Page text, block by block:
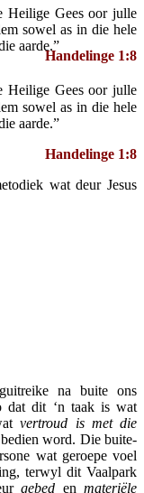
Heilige Gees oor julle
sowel as in die hele
aarde.”
Handelinge 1:8
Heilige Gees oor julle
sowel as in die hele
aarde.”
Handelinge 1:8
wat deur Jesus
na buite ons
dat dit ‘n taak is wat
vertroud is met die
word. Die buite-
wat geroepe voel
terwyl dit Vaalpark
gebed enmateriële